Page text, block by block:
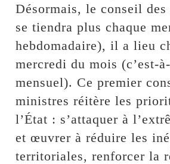
Désormais, le conseil
se tiendra plus chaque
hebdomadaire), il a lieu
mercredi du mois (c’est-
mensuel). Ce premier
ministres réitère les
l’État : s’attaquer à
et œuvrer à réduire les
territoriales, renforcer la